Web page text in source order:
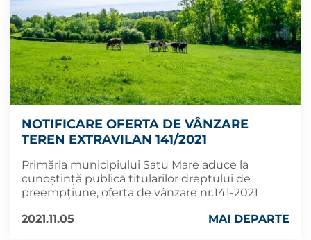
NOTIFICARE OFERTA DE VÂNZARE
TEREN EXTRAVILAN 141/2021
Primăria municipiului Satu Mare aduce la
cunoștință publică titularilor dreptului de
preempțiune, oferta de vânzare nr.141-2021
2021.11.05
MAI DEPARTE